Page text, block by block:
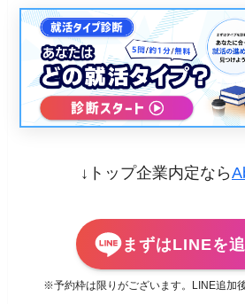
↓トップ企業内定なら
まずはLINEを
※予約枠は限りがございます。LINE追加